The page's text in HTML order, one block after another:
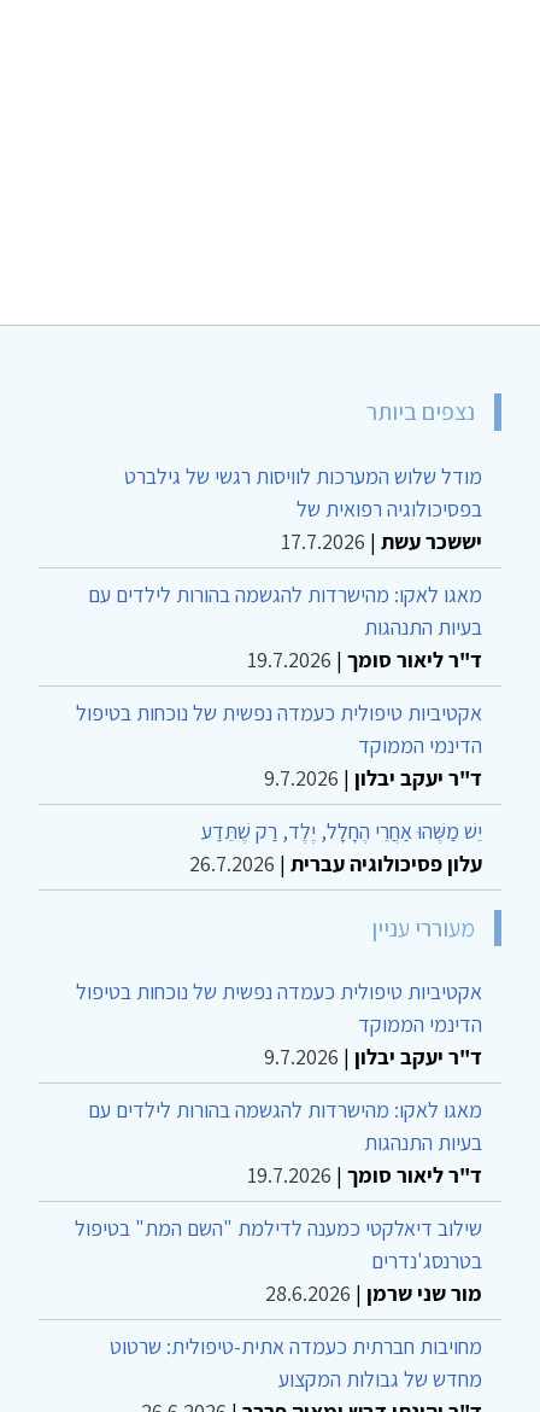
נצפים ביותר
מודל שלוש המערכות לוויסות רגשי של גילברט
בפסיכולוגיה רפואית של
יששכר עשת |
17.7.2026
מאגו לאקו: מהישרדות להגשמה בהורות לילדים עם
בעיות התנהגות
ד"ר ליאור סומך |
19.7.2026
אקטיביות טיפולית כעמדה נפשית של נוכחות בטיפול
הדינמי הממוקד
ד"ר יעקב יבלון |
9.7.2026
יֵשׁ מַשֶּׁהוּ אַחֲרֵי הֶחָלָל, יֶלֶד, רַק שֶׁתֵּדַע
עלון פסיכולוגיה עברית |
26.7.2026
מעוררי עניין
אקטיביות טיפולית כעמדה נפשית של נוכחות בטיפול
הדינמי הממוקד
ד"ר יעקב יבלון |
9.7.2026
מאגו לאקו: מהישרדות להגשמה בהורות לילדים עם
בעיות התנהגות
ד"ר ליאור סומך |
19.7.2026
שילוב דיאלקטי כמענה לדילמת "השם המת" בטיפול
בטרנסג'נדרים
מור שני שרמן |
28.6.2026
מחויבות חברתית כעמדה אתית-טיפולית: שרטוט
מחדש של גבולות המקצוע